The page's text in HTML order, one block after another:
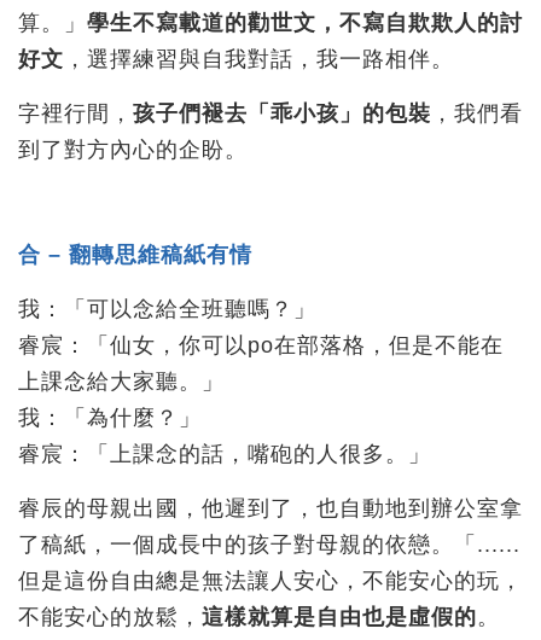
算。」 學生不寫載道的勸世文，不寫自欺欺人的討
好文 ，選擇練習與自我對話，我一路相伴。
字裡行間， 孩子們褪去「乖小孩」的包裝 ，我們看
到了對方內心的企盼。
合 – 翻轉思維稿紙有情
我：「可以念給全班聽嗎？」
睿宸：「仙女，你可以po在部落格，但是不能在
上課念給大家聽。」
我：「為什麼？」
睿宸：「上課念的話，嘴砲的人很多。」
睿辰的母親出國，他遲到了，也自動地到辦公室拿
了稿紙，一個成長中的孩子對母親的依戀。「......
但是這份自由總是無法讓人安心，不能安心的玩，
不能安心的放鬆， 這樣就算是自由也是虛假的。